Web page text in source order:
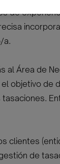
de
a.
al Área de
objetivo de
clientes
de